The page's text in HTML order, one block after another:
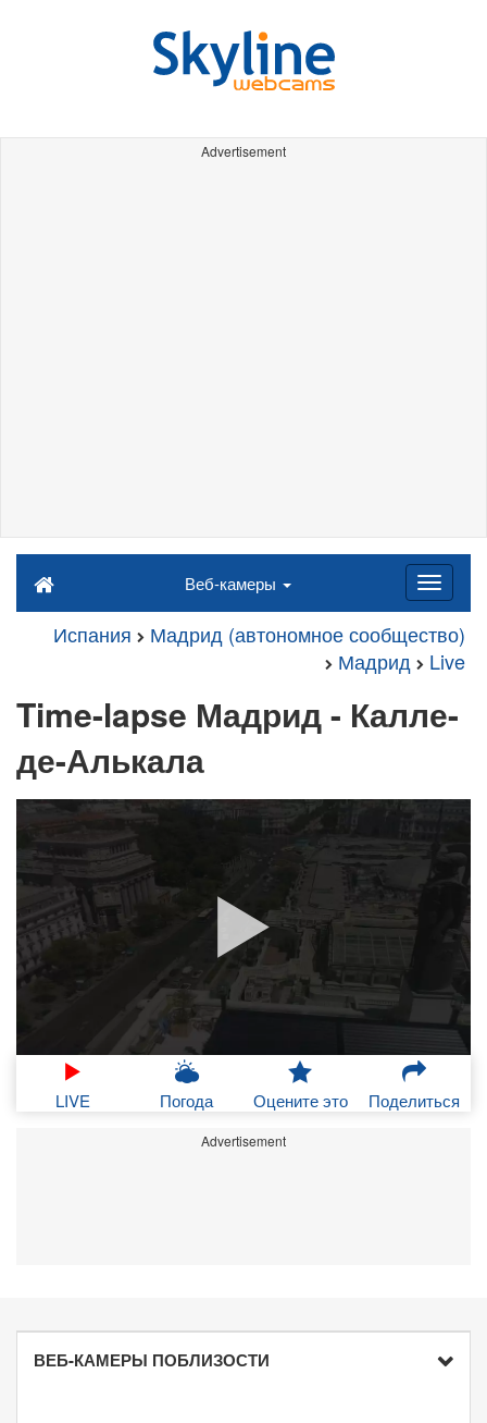
Advertisement
Веб-камеры
Испания
Мадрид (автономное сообщество)
Мадрид
Live
Time-lapse Мадрид - Калле-
де-Алькала
LIVE Погода Оцените это Поделиться
Advertisement
ВЕБ-КАМЕРЫ ПОБЛИЗОСТИ